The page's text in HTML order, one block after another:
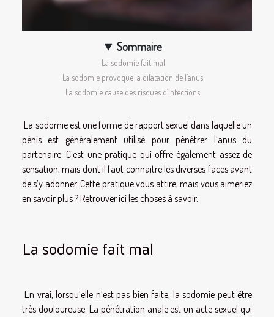
Sommaire
La sodomie fait mal
La sodomie provoque la dilatation de l’anus
La sodomie cause des risques d’infections
La sodomie est une forme de rapport sexuel dans laquelle un
pénis est généralement utilisé pour pénétrer l’anus du
partenaire. C’est une pratique qui offre également assez de
sensation, mais dont il faut connaitre les diverses faces avant
de s’y adonner. Cette pratique vous attire, mais vous aimeriez
en savoir plus ? Retrouver ici les choses à savoir.
La sodomie fait mal
En vrai, lorsqu’elle n’est pas bien faite, la sodomie peut être
très douloureuse. La pénétration anale est un acte sexuel qui